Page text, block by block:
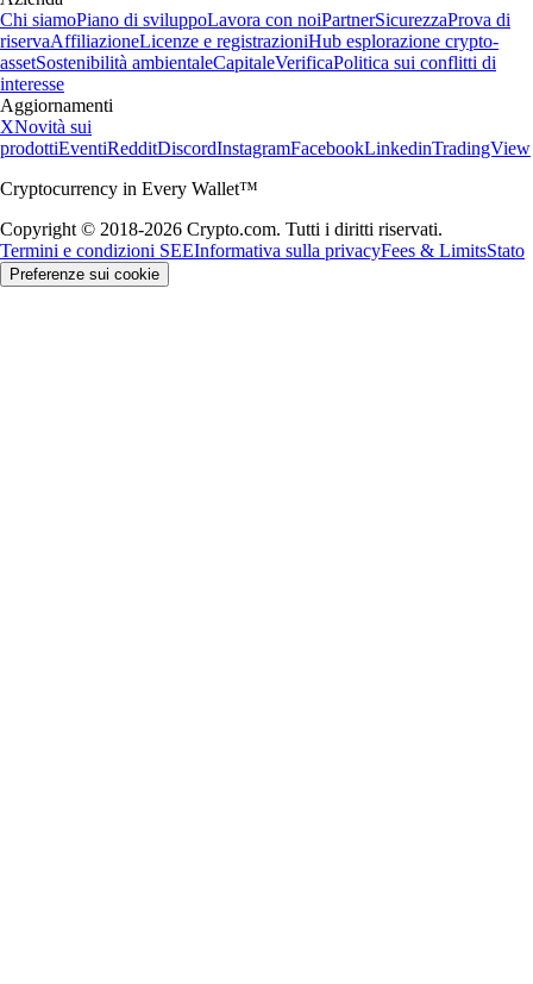
Chi siamoPiano di sviluppoLavora con noiPartnerSicurezzaProva di
riservaAffiliazioneLicenze e registrazioniHub esplorazione crypto-
assetSostenibilità ambientaleCapitaleVerificaPolitica sui conflitti di
interesse
Aggiornamenti
XNovità sui
prodottiEventiRedditDiscordInstagramFacebookLinkedinTradingView
Cryptocurrency in Every Wallet™
Copyright © 2018-2026 Crypto.com. Tutti i diritti riservati.
Termini e condizioni SEEInformativa sulla privacyFees & LimitsStato
Preferenze sui cookie